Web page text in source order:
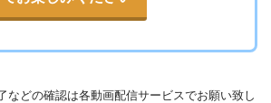
などの確認は各動画配信サービスでお願い致し